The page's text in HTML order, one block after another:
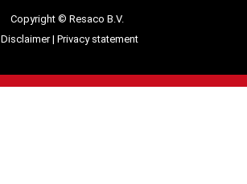
Copyright © Resaco B.V.
Disclaimer| Privacy statement